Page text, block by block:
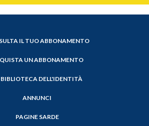
IL TUO ABBONAMENTO
UN ABBONAMENTO
BIBLIOTECA DELL'IDENTITÀ
ANNUNCI
PAGINE SARDE